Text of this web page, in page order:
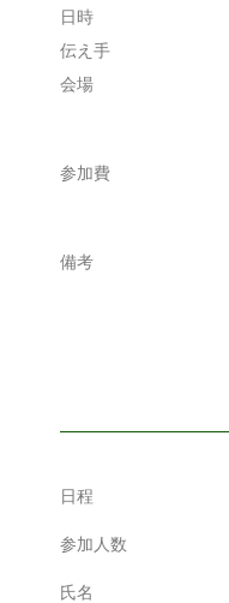
日時
伝え手
会場
参加費
備考
日程
参加人数
氏名